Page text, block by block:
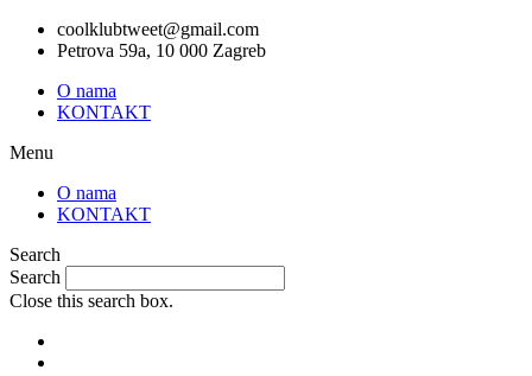
Skip
coolklubtweet@gmail.com
Petrova 59a, 10 000 Zagreb
O nama
KONTAKT
Menu
O nama
KONTAKT
Search
Search
Close this search box.